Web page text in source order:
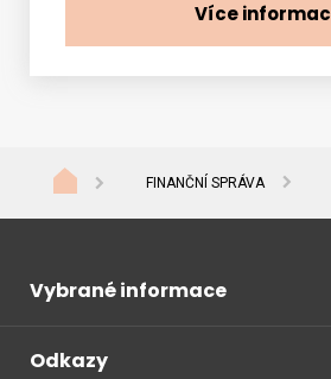
Více
FINANČNÍ SPRÁVA
Vybrané informace
Odkazy